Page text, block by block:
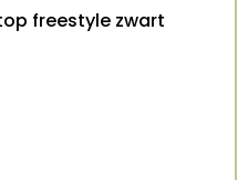
freestyle zwart